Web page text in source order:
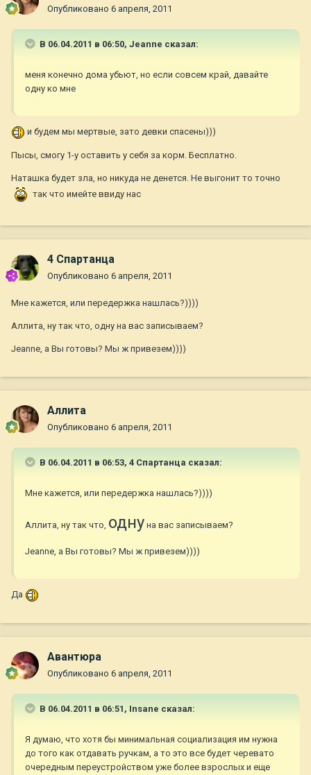
Опубликовано 6 апреля, 2011
В 06.04.2011 в 06:50, Jeanne сказал:
меня конечно дома убьют, но если совсем край, давайте
одну ко мне
и будем мы мертвые, зато девки спасены)))
Пысы, смогу 1-у оставить у себя за корм. Бесплатно.
Наташка будет зла, но никуда не денется. Не выгонит то точно
так что имейте ввиду нас
4 Спартанца
Опубликовано 6 апреля, 2011
Мне кажется, или передержка нашлась?))))
Аллита, ну так что, одну на вас записываем?
Jeanne, а Вы готовы? Мы ж привезем))))
Аллита
Опубликовано 6 апреля, 2011
В 06.04.2011 в 06:53, 4 Спартанца сказал:
Мне кажется, или передержка нашлась?))))
Аллита, ну так что, одну на вас записываем?
Jeanne, а Вы готовы? Мы ж привезем))))
Да
Авантюра
Опубликовано 6 апреля, 2011
В 06.04.2011 в 06:51, Insane сказал:
Я думаю, что хотя бы минимальная социализация им нужна
до того как отдавать ручкам, а то это все будет черевато
очередным переустройством уже более взрослых и еще